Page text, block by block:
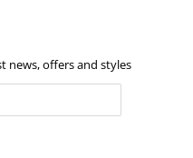
news, offers and styles